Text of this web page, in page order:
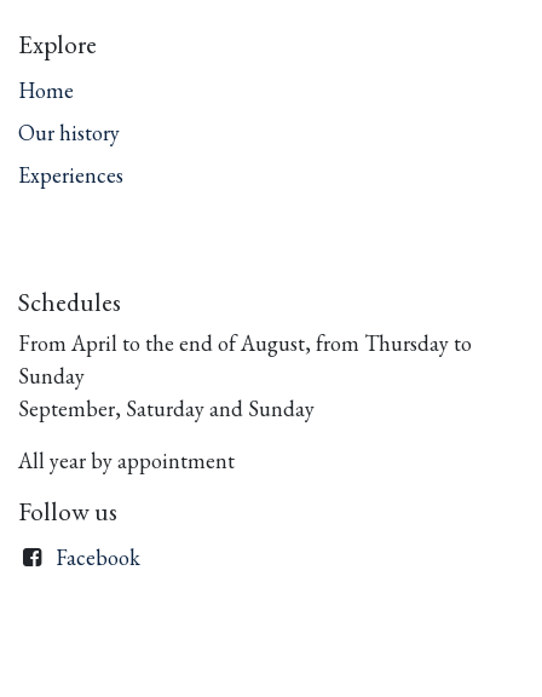
Explore
Home
Our history
Experiences
Schedules
From April to the end of August, from Thursday to
Sunday
September, Saturday and Sunday
All year by appointment
Follow us
Facebook